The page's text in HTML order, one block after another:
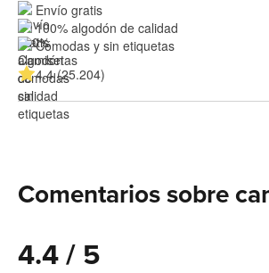
Envío gratis
100% algodón de calidad
Cómodas y sin etiquetas
4.4 (25.204)
Comentarios sobre
4.4 / 5